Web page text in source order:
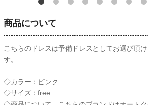
商品について
こちらのドレスは予備ドレスとしてお選び頂
す。
◇カラー：ピンク
◇サイズ：free